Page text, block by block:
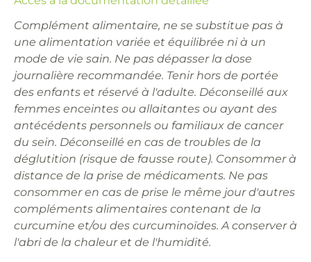
Complément alimentaire, ne se substitue pas à
une alimentation variée et équilibrée ni à un
mode de vie sain. Ne pas dépasser la dose
journalière recommandée. Tenir hors de portée
des enfants et réservé à l'adulte. Déconseillé aux
femmes enceintes ou allaitantes ou ayant des
antécédents personnels ou familiaux de cancer
du sein. Déconseillé en cas de troubles de la
déglutition (risque de fausse route). Consommer à
distance de la prise de médicaments. Ne pas
consommer en cas de prise le même jour d'autres
compléments alimentaires contenant de la
curcumine et/ou des curcuminoïdes. A conserver à
l'abri de la chaleur et de l'humidité.